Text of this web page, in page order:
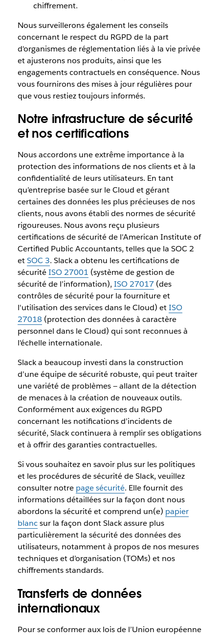
chiffrement.
Nous surveillerons également les conseils
concernant le respect du RGPD de la part
d'organismes de réglementation liés à la vie privée
et ajusterons nos produits, ainsi que les
engagements contractuels en conséquence. Nous
vous fournirons des mises à jour régulières pour
que vous restiez toujours informés.
Notre infrastructure de sécurité
et nos certifications
Nous accordons une extrême importance à la
protection des informations de nos clients et à la
confidentialité de leurs utilisateurs. En tant
qu’entreprise basée sur le Cloud et gérant
certaines des données les plus précieuses de nos
clients, nous avons établi des normes de sécurité
rigoureuses. Nous avons reçu plusieurs
certifications de sécurité de l'American Institute of
Certified Public Accountants, telles que la SOC 2
etSOC 3. Slack a obtenu les certifications de
sécuritéISO 27001 (système de gestion de
sécurité de l’information), ISO 27017(des
contrôles de sécurité pour la fourniture et
l'utilisation des services dans le Cloud) etISO
27018 (protection des données à caractère
personnel dans le Cloud) qui sont reconnues à
l'échelle internationale.
Slack a beaucoup investi dans la construction
d’une équipe de sécurité robuste, qui peut traiter
une variété de problèmes — allant de la détection
de menaces à la création de nouveaux outils.
Conformément aux exigences du RGPD
concernant les notifications d’incidents de
sécurité, Slack continuera à remplir ses obligations
et à offrir des garanties contractuelles.
Si vous souhaitez en savoir plus sur les politiques
et les procédures de sécurité de Slack, veuillez
consulter notre page sécurité. Elle fournit des
informations détaillées sur la façon dont nous
abordons la sécurité et comprend un(e) papier
blancsur la façon dont Slack assure plus
particulièrement la sécurité des données des
utilisateurs, notamment à propos de nos mesures
techniques et d’organisation (TOMs) et nos
chiffrements standards.
Transferts de données
internationaux
Pour se conformer aux lois de l’Union européenne